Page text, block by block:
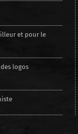
et pour le
logos